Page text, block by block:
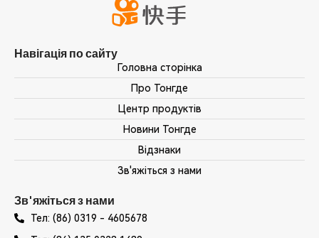
Навігація по сайту
Головна сторінка
Про Тонгде
Центр продуктів
Новини Тонгде
Відзнаки
Зв'яжіться з нами
Зв'яжіться з нами
Тел: (86) 0319 - 4605678